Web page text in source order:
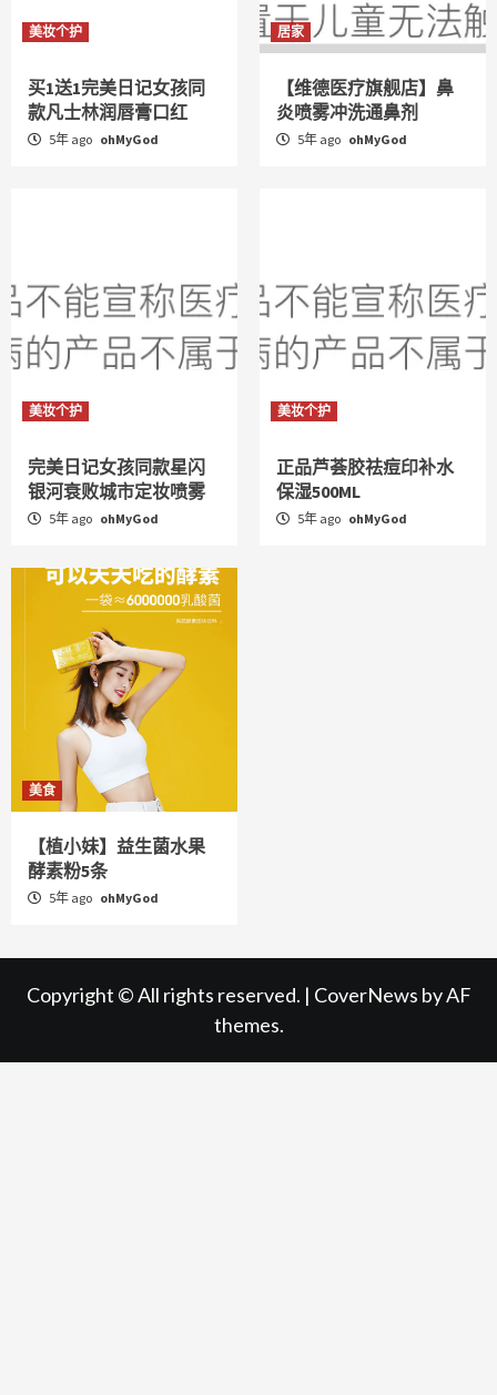
美妆个护
买1送1完美日记女孩同
款凡士林润唇膏口红
5年 ago ohMyGod
居家
【维德医疗旗舰店】鼻
炎喷雾冲洗通鼻剂
5年 ago ohMyGod
美妆个护
完美日记女孩同款星闪
银河衰败城市定妆喷雾
5年 ago ohMyGod
美妆个护
正品芦荟胶祛痘印补水
保湿500ML
5年 ago ohMyGod
美食
【植小妹】益生菌水果
酵素粉5条
5年 ago ohMyGod
Copyright © All rights reserved. | CoverNews by AF
themes.